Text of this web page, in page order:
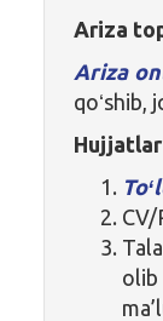
Ariza
Ariza
qoʻshib,
CV/